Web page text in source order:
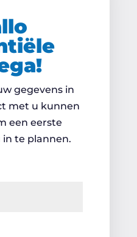
gegevens in
met u kunnen
een eerste
te plannen.